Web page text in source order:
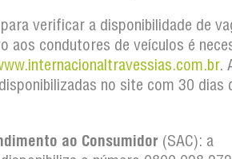
para verificar a disponibilidade de
aos condutores de veículos é
.
no site com 30 dias
ao Consumidor (SAC): a